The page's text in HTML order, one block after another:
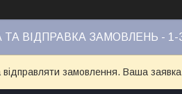
ВІДПРАВКА ЗАМОВЛЕНЬ - 1-
замовлення. Ваша